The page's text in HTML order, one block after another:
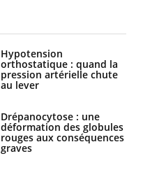
Hypotension
orthostatique : quand la
pression artérielle chute
au lever
Drépanocytose : une
déformation des globules
rouges aux conséquences
graves